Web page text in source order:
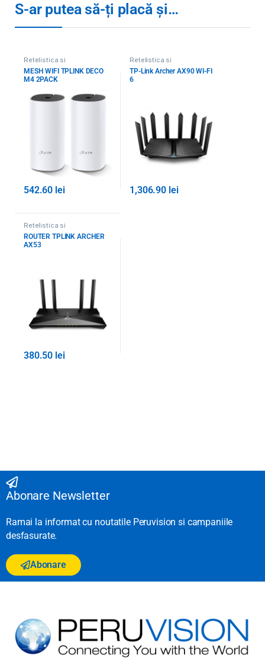
S-ar putea să-ți placă și…
Retelistica si
supraveghere, Routere
Wireless / Mesh-uri,Toate
Produsele
MESH WIFI TPLINK DECO
M4 2PACK
542.60 lei
Retelistica si
supraveghere Routere
Wireless / Mesh-uri, Toate
Produsele
TP-Link Archer AX90 WI-FI
6
1,306.90 lei
Retelistica si
supraveghere ,Routere
Wireless / Mesh-uri,Toate
Produsele
ROUTER TPLINK ARCHER
AX53
380.50 lei
Abonare Newsletter
Ramai la informat cu noutatile Peruvision si campaniile
desfasurate.
Abonare